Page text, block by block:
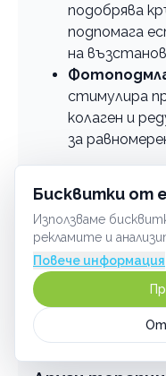
Бисквитки от
Използваме
рекламите и
Повече информация
подобрява
подпомага
на
стимулира
колаген и
за
минути в
зоната.
Препоръчително
избягва
върху кожата.
се увеличи
избягват горещи